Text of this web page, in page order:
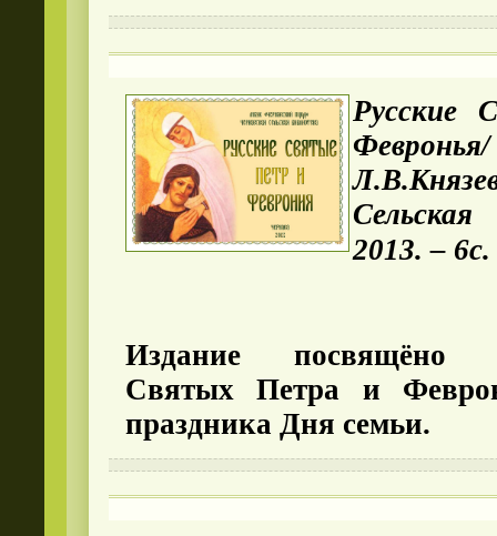
Русские
2013. – 6с.
Издание посвящёно
Святых Петра и
праздника Дня семьи.